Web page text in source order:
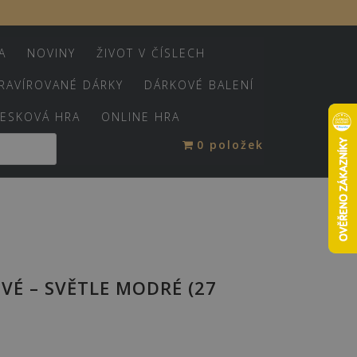
NOVINY ŽIVOT V ČÍSLECH
DÁRKY DÁRKOVÉ BALENÍ
HRA
ONLINE HRA
0 položek
– SVĚTLE MODRÉ (27